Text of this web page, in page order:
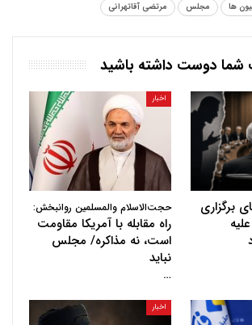
ها مجلس مرتضی آقاتهرانی
دوست داشته باشید
برگزاری
اخبار
حجت‌الاسلام والمسلمین روانبخش:
راه مقابله با آمریکا مقاومت
است، نه مذاکره/ مجلس
نباید
…
اخبار